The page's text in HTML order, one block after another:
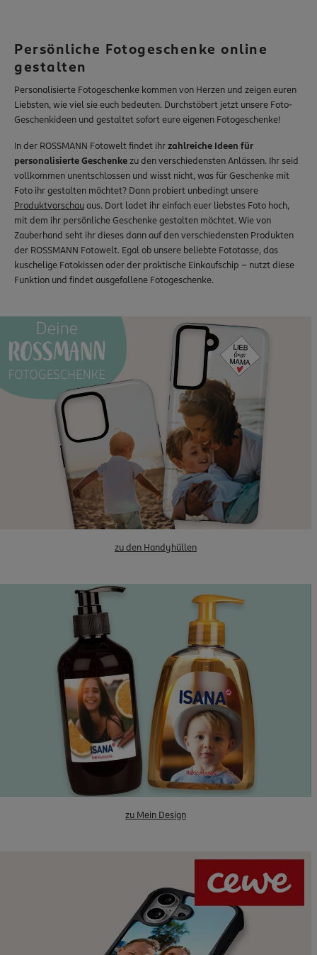
rossmann.de
Nachhaltigkeit
babywelt
Vertrag widerrufen
Persönliche Fotogeschenke online
gestalten
Personalisierte Fotogeschenke kommen von Herzen und zeigen euren
Liebsten, wie viel sie euch bedeuten. Durchstöbert jetzt unsere Foto-
Geschenkideen und gestaltet sofort eure eigenen Fotogeschenke!
In der ROSSMANN Fotowelt findet ihr zahlreiche Ideen für
personalisierte Geschenke zu den verschiedensten Anlässen. Ihr seid
vollkommen unentschlossen und wisst nicht, was für Geschenke mit
Foto ihr gestalten möchtet? Dann probiert unbedingt unsere
Produktvorschau aus. Dort ladet ihr einfach euer liebstes Foto hoch,
mit dem ihr persönliche Geschenke gestalten möchtet. Wie von
Zauberhand seht ihr dieses dann auf den verschiedensten Produkten
der ROSSMANN Fotowelt. Egal ob unsere beliebte Fototasse, das
kuschelige Fotokissen oder der praktische Einkaufschip – nutzt diese
Funktion und findet ausgefallene Fotogeschenke.
zu den Handyhüllen
zu Mein Design